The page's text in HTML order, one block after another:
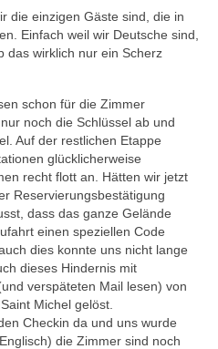
die einzigen Gäste sind, die in
Einfach weil wir Deutsche sind,
das wirklich nur ein Scherz
schon für die Zimmer
noch die Schlüssel ab und
Auf der restlichen Etappe
glücklicherweise
recht flott an. Hätten wir jetzt
Reservierungsbestätigung
dass das ganze Gelände
einen speziellen Code
dies konnte uns nicht lange
dieses Hindernis mit
verspäteten Mail lesen) von
Michel gelöst.
Checkin da und uns wurde
die Zimmer sind noch